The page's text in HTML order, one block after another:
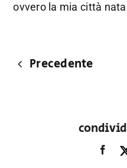
ovvero la mia città
Precedente